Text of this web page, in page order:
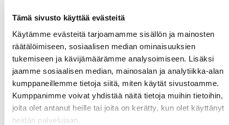
Tämä sivusto käyttää evästeitä
Käytämme evästeitä tarjoamamme sisällön ja mainosten
räätälöimiseen, sosiaalisen median ominaisuuksien
tukemiseen ja kävijämäärämme analysoimiseen. Lisäksi
jaamme sosiaalisen median, mainosalan ja analytiikka-alan
kumppaneillemme tietoja siitä, miten käytät sivustoamme.
Kumppanimme voivat yhdistää näitä tietoja muihin tietoihin,
joita olet antanut heille tai joita on kerätty, kun olet käyttänyt
heidän palvelujaan.
Kristof) PP
Kristof) PP
37.02 1-3 Sport Robert Nyholm (Kai Lehtinen, Ari
Gröndahl)
47.10 1-4 Sport Mika Halava (Jere Laaksonen)
55.33 2-4 LeKi Olli Henriksson (Toni Niemi, Lassi
Kokkala) SR
57.01 2-5 Sport Markus Nässlin (Robert Nyholm) SR